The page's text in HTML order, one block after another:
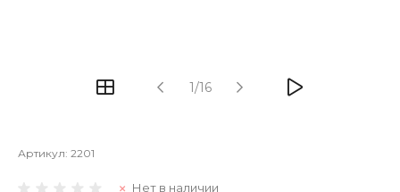
1/16
Артикул: 2201
Нет в наличии